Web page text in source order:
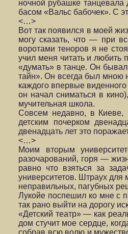
ночной рубашке танцевала
басом «Вальс бабочек». С
<…>
Вот так появился в моей
могу сказать, что — при
воротами теноров я не
учил меня читать и любить
«думать» в танце. Он
тайн». Он всегда был мною
каждого впервые
он начал сниматься в
мучительная школа.
Совсем недавно, в Киеве,
детским почерком
двенадцать лет это
<…>
Моим вторым
разочарований, горя —
равно что взяться за
университетов. Штраух
неправильных, пагубных
Лукойе поспешил ко мне с
так рано выйти на дорогу
«Детский театр» — как
дом стучит мое сердце,
собрав всю волю и